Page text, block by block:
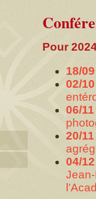
Pour
18/
02/
06/
20/
04/